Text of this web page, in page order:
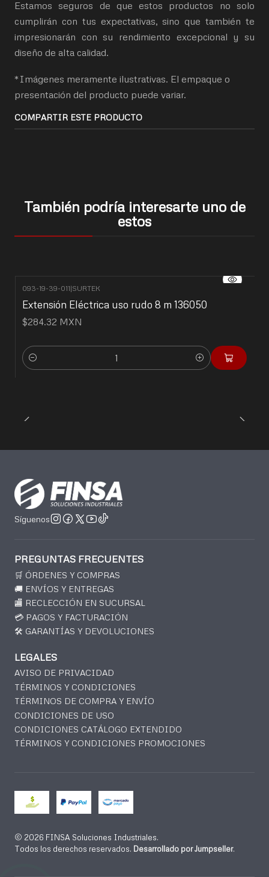
Estamos seguros de que estos productos no solo
cumplirán con tus expectativas, sino que también te
impresionarán con su rendimiento excepcional y su
diseño de alta calidad.
*Imágenes meramente ilustrativas. El empaque o
presentación del producto puede variar.
COMPARTIR ESTE PRODUCTO
También podría interesarte uno de
estos
093-19-39-011|SURTEK
Extensión Eléctrica uso rudo 8 m 136050
$284.32 MXN
Cantidad
Síguenos
PREGUNTAS FRECUENTES
🛒 ÓRDENES Y COMPRAS
🚚 ENVÍOS Y ENTREGAS
🏬 RECLECCIÓN EN SUCURSAL
💳 PAGOS Y FACTURACIÓN
🛠️ GARANTÍAS Y DEVOLUCIONES
LEGALES
AVISO DE PRIVACIDAD
TÉRMINOS Y CONDICIONES
TÉRMINOS DE COMPRA Y ENVÍO
CONDICIONES DE USO
CONDICIONES CATÁLOGO EXTENDIDO
TÉRMINOS Y CONDICIONES PROMOCIONES
2026 FINSA Soluciones Industriales.
Todos los derechos reservados. Desarrollado por Jumpseller.